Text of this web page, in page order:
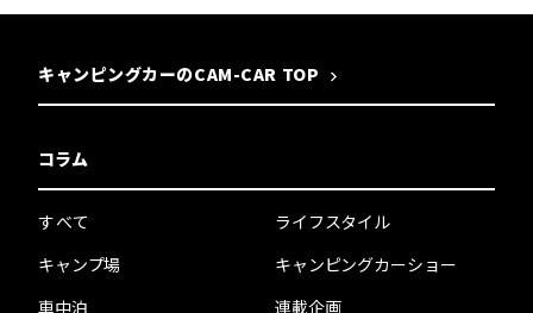
キャンピングカーのCAM-CAR TOP
コラム
すべて
キャンプ場
車中泊
ライフスタイル
キャンピングカーショー
連載企画